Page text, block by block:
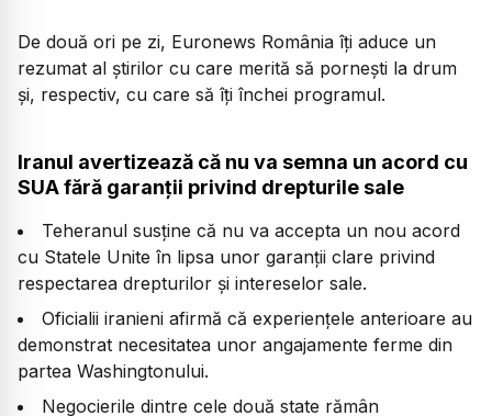
De două ori pe zi, Euronews România îți aduce un
rezumat al știrilor cu care merită să pornești la drum
și, respectiv, cu care să îți închei programul.
Iranul avertizează că nu va semna un acord cu
SUA fără garanții privind drepturile sale
Teheranul susține că nu va accepta un nou acord
cu Statele Unite în lipsa unor garanții clare privind
respectarea drepturilor și intereselor sale.
Oficialii iranieni afirmă că experiențele anterioare au
demonstrat necesitatea unor angajamente ferme din
partea Washingtonului.
Negocierile dintre cele două state rămân